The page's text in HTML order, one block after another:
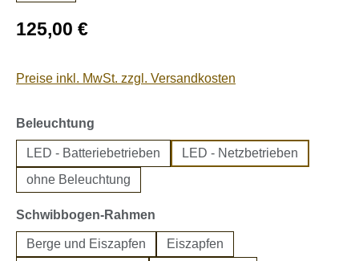
Regulärer Preis:
125,00 €
Preise inkl. MwSt. zzgl. Versandkosten
Beleuchtung
LED - Batteriebetrieben
LED - Netzbetrieben
ohne Beleuchtung
Schwibbogen-Rahmen
Berge und Eiszapfen
Eiszapfen